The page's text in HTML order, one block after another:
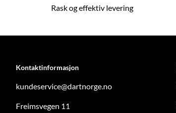
Rask og effektiv levering
Kontaktinformasjon
kundeservice@dartnorge.no
Freimsvegen 11